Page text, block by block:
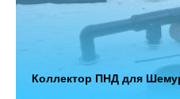
Коллектор ПНД для